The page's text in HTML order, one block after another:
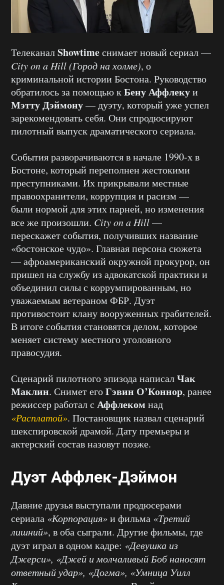
ТелеканалShowtimeснимает новый сериал —
City on a Hill (Город на холме), о
криминальной истории Бостона. Руководство
обратилось за помощью кБену Аффлекуи
Мэтту Дэймону— дуэту, который уже успел
зарекомендовать себя. Они спродюсируют
пилотный выпуск драматического сериала.
События разворачиваются в начале 1990-х в
Бостоне, который переполнен жестокими
преступниками. Их прикрывали местные
правоохранители, коррупция и расизм —
были нормой для этих парней, но изменения
все же произошли. City on a Hill—
перескажет события, получивших название
«бостонское чудо». Главная персона сюжета
— афроамериканский окружной прокурор, он
пришел на службу из адвокатской практики и
объединил силы с коррумпированным, но
уважаемым ветераном ФБР. Дуэт
противостоит клану вооруженных грабителей.
В итоге события становятся делом, которое
меняет систему местного уголовного
правосудия.
Сценарий пилотного эпизода написалЧак
Маклин. Снимет егоГэвин О’Коннор, ранее
режиссер работал с Аффлеком над
«Расплатой». Постановщик назвал сценарий
шекспировской драмой. Дату премьеры и
актерский состав назовут позже.
Дуэт Аффлек-Дэймон
Давние друзья выступали продюсерами
сериала «Корпорация»и фильма «Третий
лишний», в оба сыграли. Другие фильмы, где
дуэт играл в одном кадре: «Девушка из
Джерси», «Джей и молчаливый Боб наносят
ответный удар», «Догма», «Умница Уилл